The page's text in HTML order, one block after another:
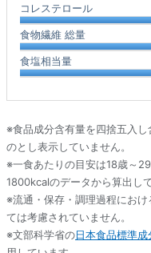
コレステロール
食物繊維 総量
食塩相当量
※食品成分含有量を四捨五入
のとし表示していません。
※一食あたりの目安は18歳～
1800kcalのデータから算出して
※流通・保存・調理過程にお
ては考慮されていません。
※文部科学省の日本食品標準